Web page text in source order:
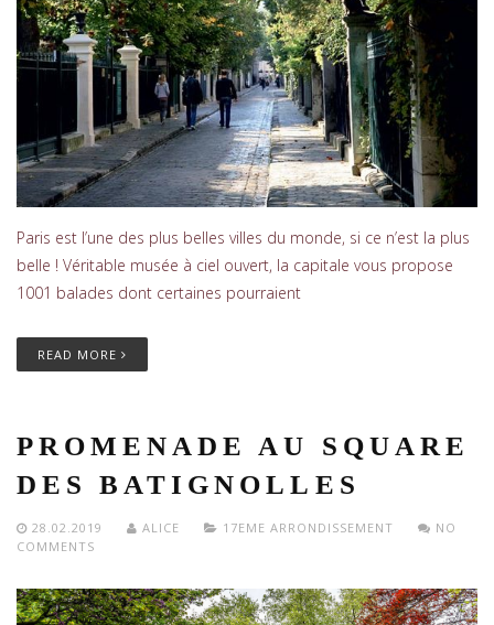
Paris est l’une des plus belles villes du monde, si ce n’est la plus
belle ! Véritable musée à ciel ouvert, la capitale vous propose
1001 balades dont certaines pourraient
READ MORE
PROMENADE AU SQUARE
DES BATIGNOLLES
28.02.2019 ALICE 17EME ARRONDISSEMENT
NO
COMMENTS